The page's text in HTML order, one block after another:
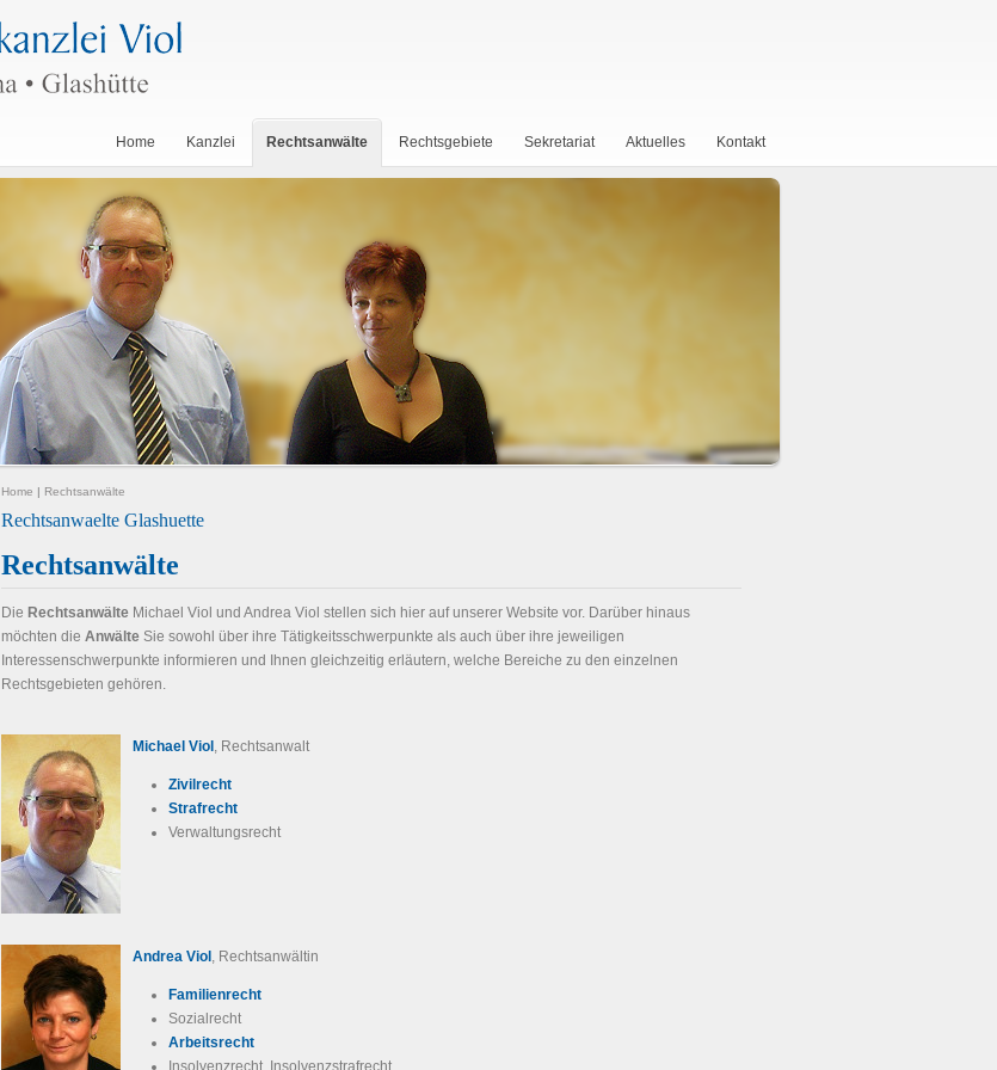
Home Kanzlei Rechtsanwälte Rechtsgebiete Sekretariat Aktuelles Kontakt
Home | Rechtsanwälte
Rechtsanwaelte Glashuette
Rechtsanwälte
Die Rechtsanwälte Michael Viol und Andrea Viol stellen sich hier auf unserer Website vor. Darüber hinaus
möchten die Anwälte Sie sowohl über ihre Tätigkeitsschwerpunkte als auch über ihre jeweiligen
Interessenschwerpunkte informieren und Ihnen gleichzeitig erläutern, welche Bereiche zu den einzelnen
Rechtsgebieten gehören.
Michael Viol , Rechtsanwalt
Zivilrecht
Strafrecht
Verwaltungsrecht
Andrea Viol , Rechtsanwältin
Familienrecht
Sozialrecht
Arbeitsrecht
Insolvenzrecht, Insolvenzstrafrecht